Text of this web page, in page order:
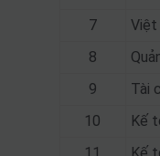
7
Việt
8
9
Tài
10
Kế